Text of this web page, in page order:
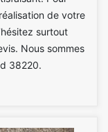
de votre
surtout
Nous sommes
38220.